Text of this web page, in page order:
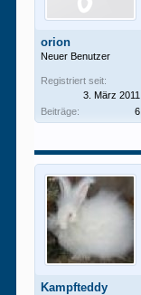
orion
Neuer Benutzer
Registriert seit:
3. März 2011
Beiträge:
6
Kampfteddy